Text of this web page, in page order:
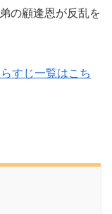
の顧逢恩が反乱を
すじ一覧はこち